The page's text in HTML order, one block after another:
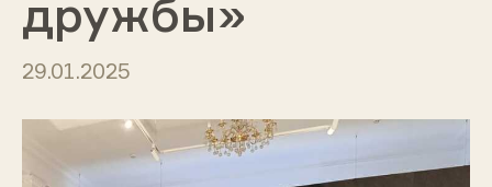
дружбы»
29.01.2025